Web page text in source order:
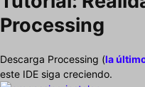
Processing
Descarga Processing (la
este IDE siga creciendo.